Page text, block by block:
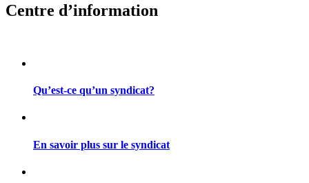
Centre d’information
Qu’est-ce qu’un syndicat?
En savoir plus sur le syndicat